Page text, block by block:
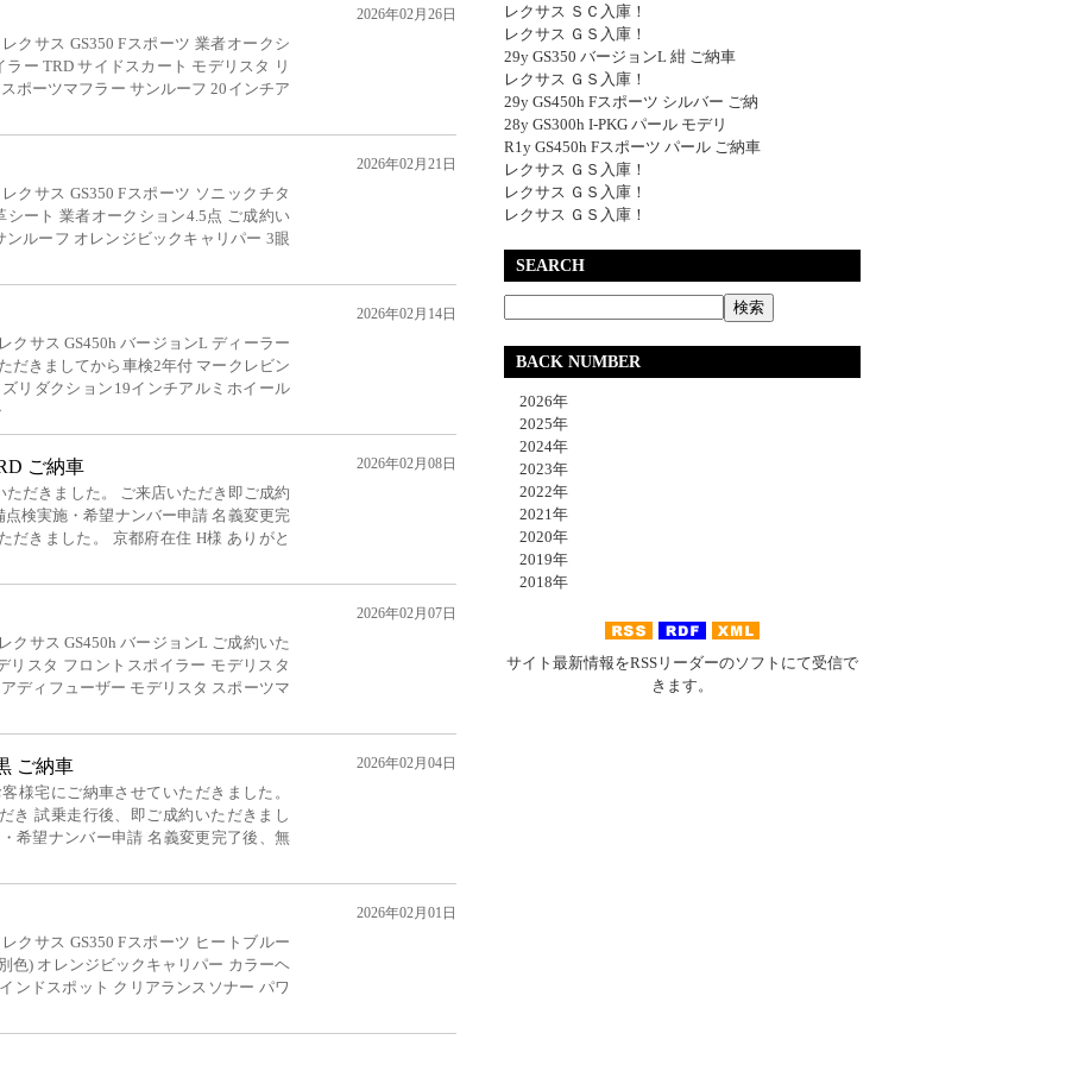
クサス GS350 Fスポーツ 業者オークシ
ー TRD サイドスカート モデリスタ リ
ポーツマフラー サンルーフ 20インチア
2026年02月26日
クサス GS350 Fスポーツ ソニックチタ
シート 業者オークション4.5点 ご成約い
ルーフ オレンジビックキャリパー 3眼
2026年02月21日
クサス GS450h バージョンL ディーラー
きましてから車検2年付 マークレビン
リダクション19インチアルミホイール
2026年02月14日
ご納車
だきました。 ご来店いただき即ご成約
検実施・希望ナンバー申請 名義変更完
だきました。 京都府在住 H様 ありがと
2026年02月08日
クサス GS450h バージョンL ご成約いた
リスタ フロントスポイラー モデリスタ
ディフューザー モデリスタ スポーツマ
2026年02月07日
ご納車
様宅にご納車させていただきました。
き 試乗走行後、即ご成約いただきまし
希望ナンバー申請 名義変更完了後、無
2026年02月04日
クサス GS350 Fスポーツ ヒートブルー
色) オレンジビックキャリパー カラーヘ
ンドスポット クリアランスソナー パワ
2026年02月01日
レクサス ＳＣ入庫！
レクサス ＧＳ入庫！
29y GS350 バージョンL 紺 ご納車
レクサス ＧＳ入庫！
29y GS450h Fスポーツ シルバー ご納
28y GS300h I-PKG パール モデリ
R1y GS450h Fスポーツ パール ご納車
レクサス ＧＳ入庫！
レクサス ＧＳ入庫！
レクサス ＧＳ入庫！
SEARCH
BACK NUMBER
2026年
2025年
2024年
2023年
2022年
2021年
2020年
2019年
2018年
サイト最新情報をRSSリーダーのソフトにて受信で
きます。